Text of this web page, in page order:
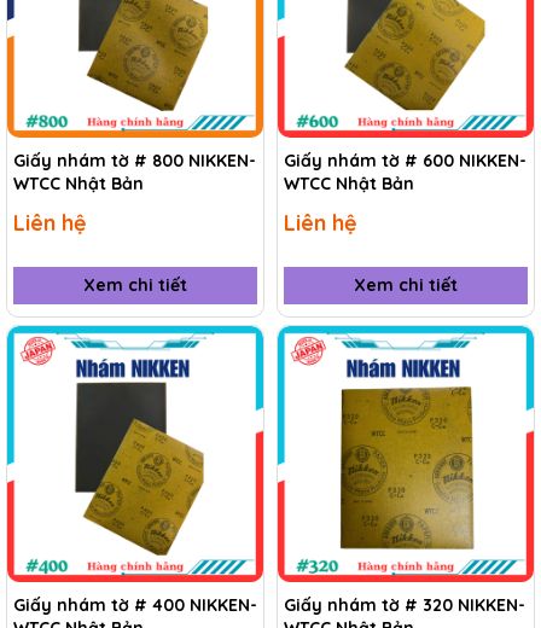
Giấy nhám tờ # 800 NIKKEN-
WTCC Nhật Bản
Liên hệ
Xem chi tiết
Giấy nhám tờ # 600 NIKKEN-
WTCC Nhật Bản
Liên hệ
Xem chi tiết
Giấy nhám tờ # 400 NIKKEN-
Giấy nhám tờ # 320 NIKKEN-